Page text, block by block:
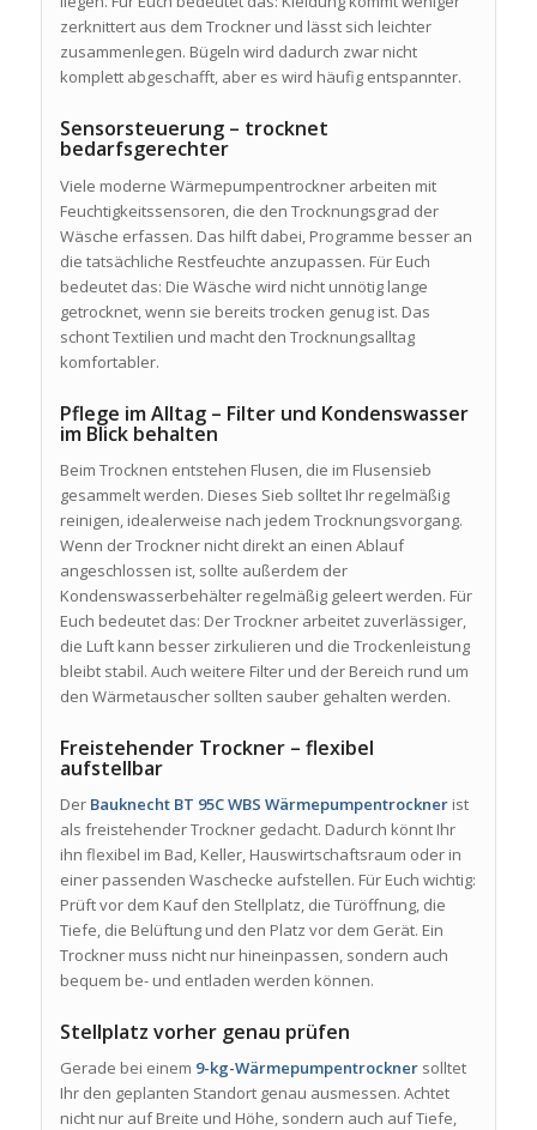
zerknittert aus dem Trockner und lässt sich leichter
zusammenlegen. Bügeln wird dadurch zwar nicht
komplett abgeschafft, aber es wird häufig entspannter.
Sensorsteuerung – trocknet
bedarfsgerechter
Viele moderne Wärmepumpentrockner arbeiten mit
Feuchtigkeitssensoren, die den Trocknungsgrad der
Wäsche erfassen. Das hilft dabei, Programme besser an
die tatsächliche Restfeuchte anzupassen. Für Euch
bedeutet das: Die Wäsche wird nicht unnötig lange
getrocknet, wenn sie bereits trocken genug ist. Das
schont Textilien und macht den Trocknungsalltag
komfortabler.
Pflege im Alltag – Filter und Kondenswasser
im Blick behalten
Beim Trocknen entstehen Flusen, die im Flusensieb
gesammelt werden. Dieses Sieb solltet Ihr regelmäßig
reinigen, idealerweise nach jedem Trocknungsvorgang.
Wenn der Trockner nicht direkt an einen Ablauf
angeschlossen ist, sollte außerdem der
Kondenswasserbehälter regelmäßig geleert werden. Für
Euch bedeutet das: Der Trockner arbeitet zuverlässiger,
die Luft kann besser zirkulieren und die Trockenleistung
bleibt stabil. Auch weitere Filter und der Bereich rund um
den Wärmetauscher sollten sauber gehalten werden.
Freistehender Trockner – flexibel
aufstellbar
Der Bauknecht BT 95C WBS Wärmepumpentrocknerist
als freistehender Trockner gedacht. Dadurch könnt Ihr
ihn flexibel im Bad, Keller, Hauswirtschaftsraum oder in
einer passenden Waschecke aufstellen. Für Euch wichtig:
Prüft vor dem Kauf den Stellplatz, die Türöffnung, die
Tiefe, die Belüftung und den Platz vor dem Gerät. Ein
Trockner muss nicht nur hineinpassen, sondern auch
bequem be- und entladen werden können.
Stellplatz vorher genau prüfen
Gerade bei einem 9-kg-Wärmepumpentrocknersolltet
Ihr den geplanten Standort genau ausmessen. Achtet
nicht nur auf Breite und Höhe, sondern auch auf Tiefe,